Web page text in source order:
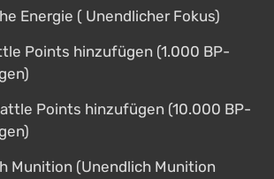
Energie ( Unendlicher Fokus)
Points hinzufügen (1.000 BP-
Points hinzufügen (10.000 BP-
Munition (Unendlich Munition